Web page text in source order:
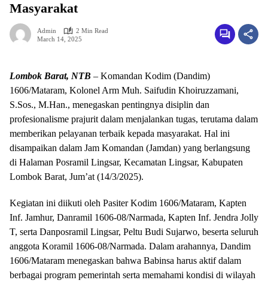
Masyarakat
Admin
2 Min Read
March 14, 2025
Lombok Barat, NTB – Komandan Kodim (Dandim)
1606/Mataram, Kolonel Arm Muh. Saifudin Khoiruzzamani,
S.Sos., M.Han., menegaskan pentingnya disiplin dan
profesionalisme prajurit dalam menjalankan tugas, terutama dalam
memberikan pelayanan terbaik kepada masyarakat. Hal ini
disampaikan dalam Jam Komandan (Jamdan) yang berlangsung
di Halaman Posramil Lingsar, Kecamatan Lingsar, Kabupaten
Lombok Barat, Jum’at (14/3/2025).
Kegiatan ini diikuti oleh Pasiter Kodim 1606/Mataram, Kapten
Inf. Jamhur, Danramil 1606-08/Narmada, Kapten Inf. Jendra Jolly
T, serta Danposramil Lingsar, Peltu Budi Sujarwo, beserta seluruh
anggota Koramil 1606-08/Narmada. Dalam arahannya, Dandim
1606/Mataram menegaskan bahwa Babinsa harus aktif dalam
berbagai program pemerintah serta memahami kondisi di wilayah